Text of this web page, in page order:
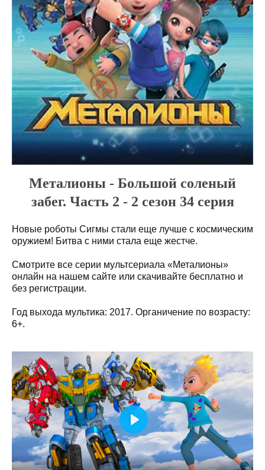
Металионы - Большой соленый
забег. Часть 2 - 2 сезон 34 серия
Новые роботы Сигмы стали еще лучше с космическим
оружием! Битва с ними стала еще жестче.
Смотрите все серии мультсериала «Металионы»
онлайн на нашем сайте или скачивайте бесплатно и
без регистрации.
Год выхода мультика: 2017. Органичение по возрасту:
6+.
Play